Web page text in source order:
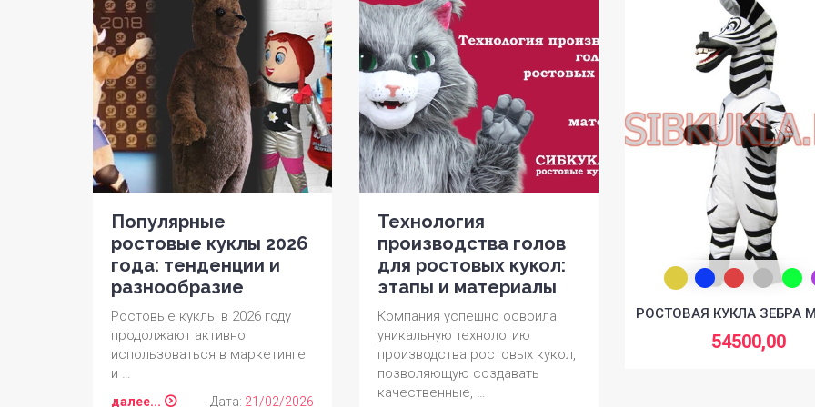
Популярные
ростовые куклы 2026
года: тенденции и
разнообразие
Ростовые куклы в 2026 году
продолжают активно
использоваться в маркетинге
и …
далее... Дата: 21/02/2026
Технология
производства голов
для ростовых кукол:
этапы и материалы
Компания успешно освоила
уникальную технологию
производства ростовых кукол,
позволяющую создавать
качественные, …
Фирменная
кукла для
разработка
Разработка фирменной
ростовой куклы (маскота)
Создание уникального
персонажа становится
РОСТОВАЯ КУКЛА ЗЕБРА
54500,00